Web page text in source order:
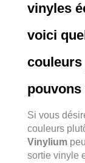
vinyles
voici
couleurs
Si vous
couleurs
Vinylium
sortie vinyle